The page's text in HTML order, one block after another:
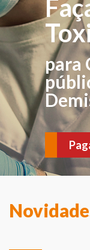
para
O
DE
Para
e